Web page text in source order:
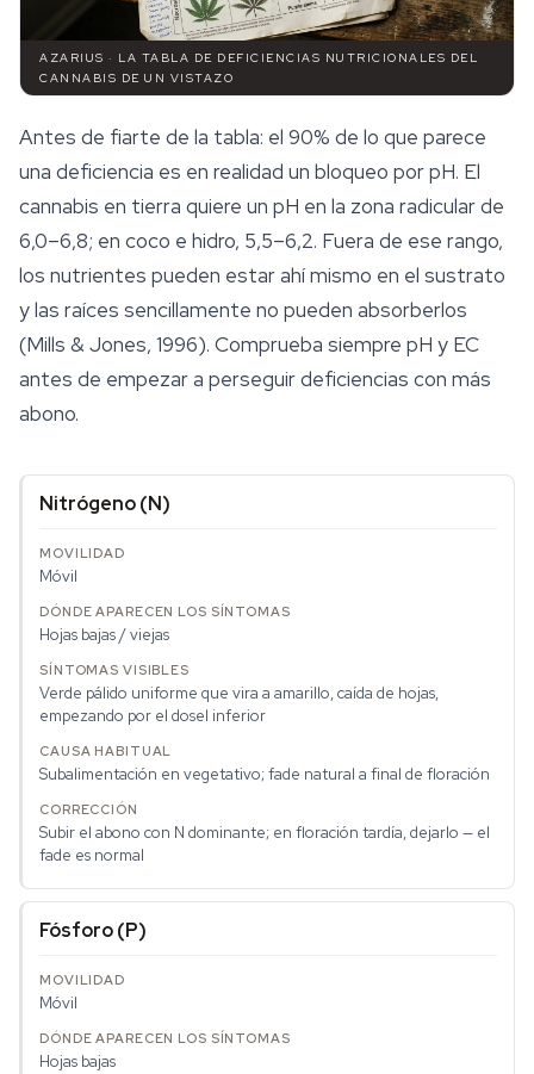
AZARIUS · LA TABLA DE DEFICIENCIAS NUTRICIONALES DEL
CANNABIS DE UN VISTAZO
Antes de fiarte de la tabla: el 90% de lo que parece
una deficiencia es en realidad un bloqueo por pH. El
cannabis en tierra quiere un pH en la zona radicular de
6,0–6,8; en coco e hidro, 5,5–6,2. Fuera de ese rango,
los nutrientes pueden estar ahí mismo en el sustrato
y las raíces sencillamente no pueden absorberlos
(Mills & Jones, 1996). Comprueba siempre pH y EC
antes de empezar a perseguir deficiencias con más
abono.
Nitrógeno (N)
Móvil
Hojas bajas / viejas
Verde pálido uniforme que vira a amarillo, caída de hojas,
empezando por el dosel inferior
Subalimentación en vegetativo; fade natural a final de floración
Subir el abono con N dominante; en floración tardía, dejarlo — el
fade es normal
Fósforo (P)
Móvil
Hojas bajas